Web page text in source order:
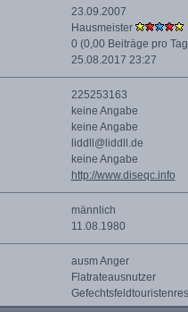
23.09.2007
Hausmeister
0 (0,00 Beiträge pro
25.08.2017 23:27
225253163
keine Angabe
keine Angabe
liddll@liddll.de
keine Angabe
http://www.diseqc.info
männlich
11.08.1980
ausm Anger
Flatrateausnutzer